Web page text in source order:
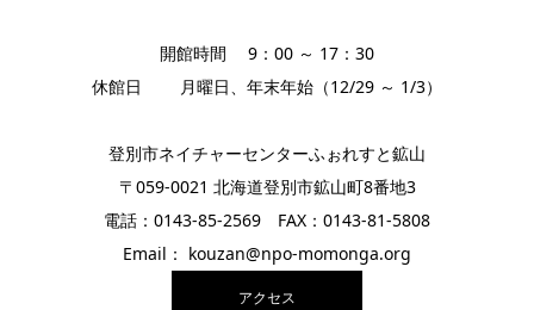
開館時間 9：00 ～ 17：30
休館日 月曜日、年末年始（12/29 ～ 1/3）
登別市ネイチャーセンターふぉれすと鉱山
〒059-0021 北海道登別市鉱山町8番地3
電話：0143-85-2569 FAX：0143-81-5808
Email： kouzan@npo-momonga.org
アクセス